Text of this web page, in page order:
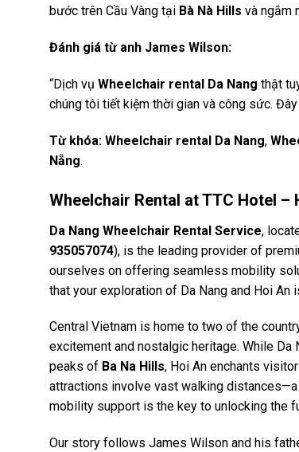
bước trên Cầu Vàng tại Bà Nà Hills và ngắm
Đánh giá từ anh James Wilson:
“Dịch vụ Wheelchair rental Da Nang thật
chúng tôi tiết kiệm thời gian và công sức.
Từ khóa: Wheelchair rental Da Nang,
Nẵng.
Wheelchair Rental at TTC Hotel –
Da Nang Wheelchair Rental Service,
935057074), is the leading provider of
ourselves on offering seamless mobility
that your exploration of Da Nang and Hoi
Central Vietnam is home to two of the
excitement and nostalgic heritage. While
peaks of Ba Na Hills, Hoi An enchants
attractions involve vast walking
mobility support is the key to unlocking the
Our story follows James Wilson and his